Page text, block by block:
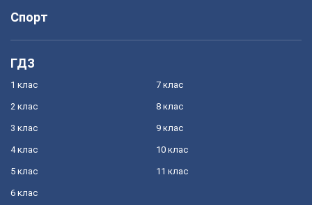
Спорт
ГДЗ
1 клас
2 клас
3 клас
4 клас
5 клас
6 клас
7 клас
8 клас
9 клас
10 клас
11 клас